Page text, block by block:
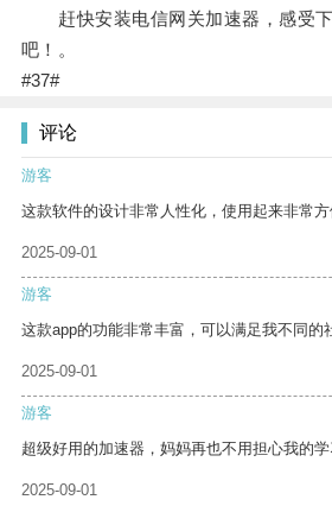
赶快安装电信网关加速器，感受下
吧！。
#37#
评论
游客
这款软件的设计非常人性化，使用起来非常方
2025-09-01
游客
这款app的功能非常丰富，可以满足我不同的
2025-09-01
游客
超级好用的加速器，妈妈再也不用担心我的学
2025-09-01